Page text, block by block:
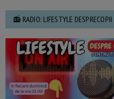
📻 RADIO: LIFESTYLE DESPRECOPII